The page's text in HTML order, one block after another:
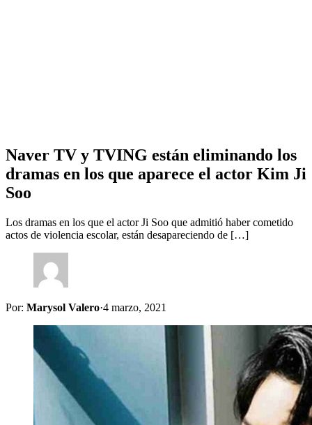
Naver TV y TVING están eliminando los
dramas en los que aparece el actor Kim Ji
Soo
Los dramas en los que el actor Ji Soo que admitió haber cometido
actos de violencia escolar, están desapareciendo de […]
Por: Marysol Valero·4 marzo, 2021